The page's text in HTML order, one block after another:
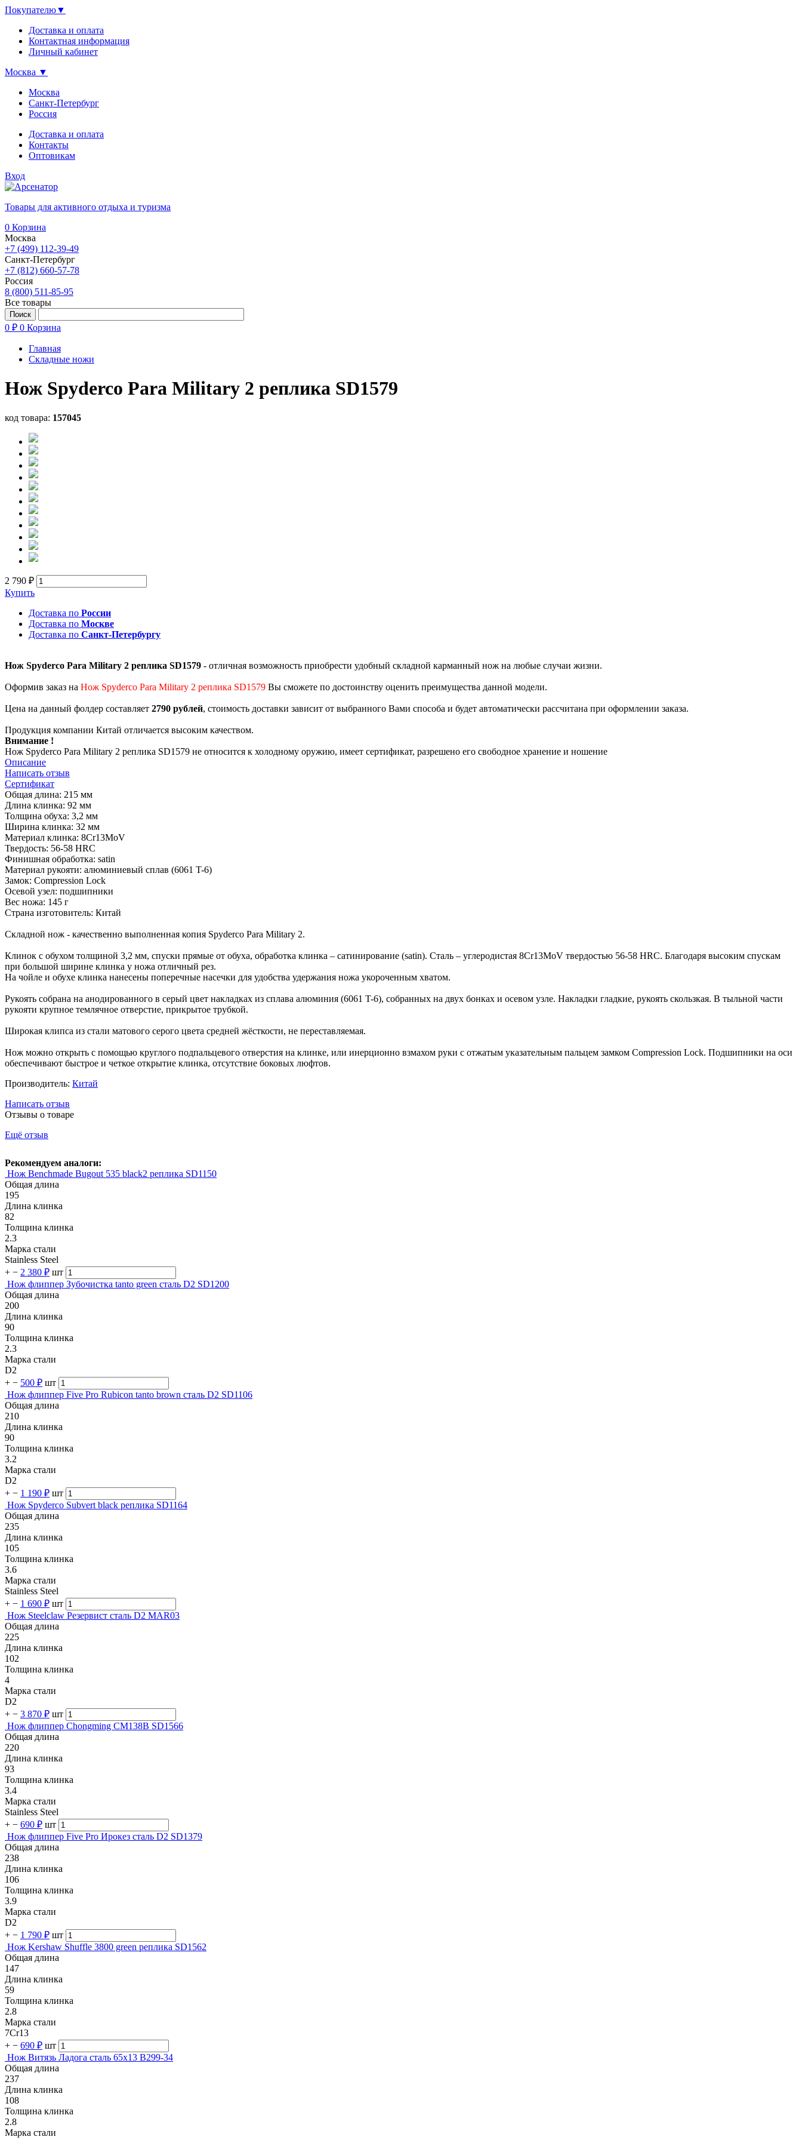
Покупателю▼
Доставка и оплата
Контактная информация
Личный кабинет
Москва ▼
Москва
Санкт-Петербург
Россия
Доставка и оплата
Контакты
Оптовикам
Вход
Товары для активного отдыха и туризма
0 Корзина
Москва
+7 (499) 112-39-49
Санкт-Петербург
+7 (812) 660-57-78
Россия
8 (800) 511-85-95
Все товары
0 ₽ 0 Корзина
Главная
Складные ножи
Нож Spyderco Para Military 2 реплика SD1579
код товара: 157045
2 790 ₽
Купить
Доставка по России
Доставка по Москве
Доставка по Санкт-Петербургу
Нож Spyderco Para Military 2 реплика SD1579 - отличная возможность приобрести удобный складной карманный нож на любые случаи жизни.
Оформив заказ на Нож Spyderco Para Military 2 реплика SD1579 Вы сможете по достоинству оценить преимущества данной модели.
Цена на данный фолдер составляет 2790 рублей, стоимость доставки зависит от выбранного Вами способа и будет автоматически рассчитана при оформлении заказа.
Продукция компании Китай отличается высоким качеством.
Внимание !
Нож Spyderco Para Military 2 реплика SD1579 не относится к холодному оружию, имеет сертификат, разрешено его свободное хранение и ношение
Описание
Написать отзыв
Сертификат
Общая длина: 215 мм
Длина клинка: 92 мм
Толщина обуха: 3,2 мм
Ширина клинка: 32 мм
Материал клинка: 8Cr13MoV
Твердость: 56-58 HRC
Финишная обработка: satin
Материал рукояти: алюминиевый сплав (6061 T-6)
Замок: Compression Lock
Осевой узел: подшипники
Вес ножа: 145 г
Страна изготовитель: Китай
Складной нож - качественно выполненная копия Spyderco Para Military 2.
Клинок с обухом толщиной 3,2 мм, cпуски прямые от обуха, обработка клинка – сатинирование (satin). Сталь – углеродистая 8Cr13MoV твердостью 56-58 HRC. Благодаря высоким спускам
при большой ширине клинка у ножа отличный рез.
На чойле и обухе клинка нанесены поперечные насечки для удобства удержания ножа укороченным хватом.
Рукоять собрана на анодированного в серый цвет накладках из сплава алюминия (6061 T-6), собранных на двух бонках и осевом узле. Накладки гладкие, рукоять скользкая. В тыльной части
рукояти крупное темлячное отверстие, прикрытое трубкой.
Широкая клипса из стали матового серого цвета средней жёсткости, не переставляемая.
Нож можно открыть с помощью круглого подпальцевого отверстия на клинке, или инерционно взмахом руки с отжатым указательным пальцем замком Compression Lock. Подшипники на оси
обеспечивают быстрое и четкое открытие клинка, отсутствие боковых люфтов.
Производитель: Китай
Написать отзыв
Отзывы о товаре
Ещё отзыв
Рекомендуем аналоги:
Нож Benchmade Bugout 535 black2 реплика SD1150
Общая длина
195
Длина клинка
82
Толщина клинка
2.3
Марка стали
Stainless Steel
+ − 2 380 ₽ шт
Нож флиппер Зубочистка tanto green сталь D2 SD1200
Общая длина
200
Длина клинка
90
Толщина клинка
2.3
Марка стали
D2
+ − 500 ₽ шт
Нож флиппер Five Pro Rubicon tanto brown сталь D2 SD1106
Общая длина
210
Длина клинка
90
Толщина клинка
3.2
Марка стали
D2
+ − 1 190 ₽ шт
Нож Spyderco Subvert black реплика SD1164
Общая длина
235
Длина клинка
105
Толщина клинка
3.6
Марка стали
Stainless Steel
+ − 1 690 ₽ шт
Нож Steelclaw Резервист сталь D2 MAR03
Общая длина
225
Длина клинка
102
Толщина клинка
4
Марка стали
D2
+ − 3 870 ₽ шт
Нож флиппер Chongming CM138B SD1566
Общая длина
220
Длина клинка
93
Толщина клинка
3.4
Марка стали
Stainless Steel
+ − 690 ₽ шт
Нож флиппер Five Pro Ирокез сталь D2 SD1379
Общая длина
238
Длина клинка
106
Толщина клинка
3.9
Марка стали
D2
+ − 1 790 ₽ шт
Нож Kershaw Shuffle 3800 green реплика SD1562
Общая длина
147
Длина клинка
59
Толщина клинка
2.8
Марка стали
7Cr13
+ − 690 ₽ шт
Нож Витязь Ладога сталь 65х13 B299-34
Общая длина
237
Длина клинка
108
Толщина клинка
2.8
Марка стали